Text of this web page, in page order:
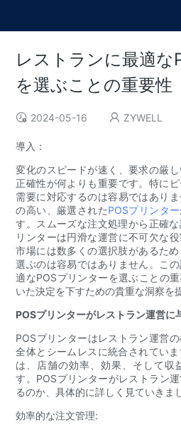
レストランに最適な
を選ぶことの重要性
2024-05-16 ZYWELL
導入：
変化のスピードが速く、要求の厳
正確性が何よりも重要です。特に
需要に対応するのは容易ではあり
の高い、厳選されたPOSプリンター
す。スムーズな注文処理から正確
リンターは円滑な運営に不可欠な
市場には数多くの選択肢があるた
選ぶのは容易ではありません。こ
適なPOSプリンターを選ぶことの
いた決定を下すための貴重な洞察を
POSプリンターがレストラン運営に
POSプリンターはレストラン運営
全体とシームレスに統合されてい
は、店舗の効率、効果、そして収
す。POSプリンターがレストラン
るのか、具体的に詳しく見ていきま
効率的な注文管理: